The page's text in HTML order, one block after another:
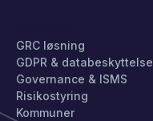
GRC løsning
GDPR & databeskyttelse
Governance & ISMS
Risikostyring
Kommuner